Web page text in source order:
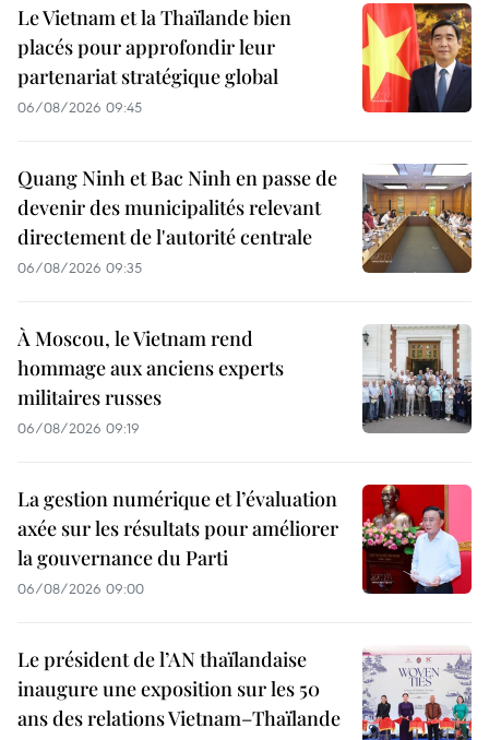
Le Vietnam et la Thaïlande bien
placés pour approfondir leur
partenariat stratégique global
06/08/2026 09:45
Quang Ninh et Bac Ninh en passe de
devenir des municipalités relevant
directement de l'autorité centrale
06/08/2026 09:35
À Moscou, le Vietnam rend
hommage aux anciens experts
militaires russes
06/08/2026 09:19
La gestion numérique et l’évaluation
axée sur les résultats pour améliorer
la gouvernance du Parti
06/08/2026 09:00
Le président de l’AN thaïlandaise
inaugure une exposition sur les 50
ans des relations Vietnam–Thaïlande